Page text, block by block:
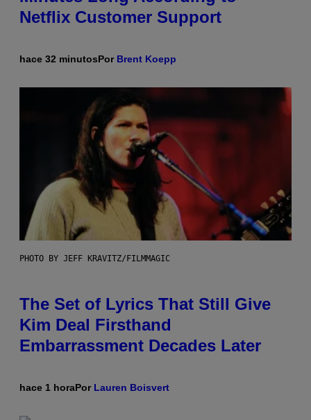
Netflix Customer Support
hace 32 minutosPor Brent Koepp
PHOTO BY JEFF KRAVITZ/FILMMAGIC
The Set of Lyrics That Still Give
Kim Deal Firsthand
Embarrassment Decades Later
hace 1 horaPor Lauren Boisvert